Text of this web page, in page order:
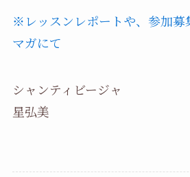
※レッスンレポートや、参加募
マガにて
シャンティビージャ
星弘美